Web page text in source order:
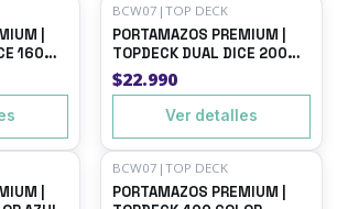
|
160
Agotado
BCW07 | TOP DECK
PORTAMAZOS PREMIUM |
TOPDECK DUAL DICE 200
COLOR AZUL
$22.990
Ver detalles
|
Agotado
BCW07 | TOP DECK
PORTAMAZOS PREMIUM |